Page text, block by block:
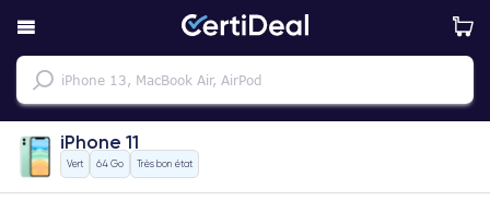
iPhone 11
Vert 64 Go Très bon état